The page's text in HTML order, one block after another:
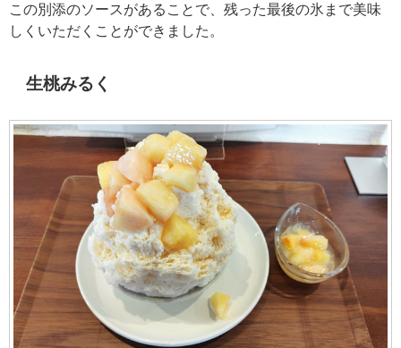
この別添のソースがあることで、残った最後の氷まで美味
しくいただくことができました。
生桃みるく